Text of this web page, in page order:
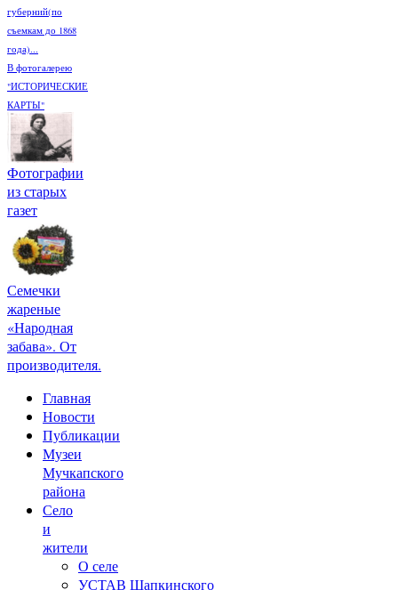
губерний(по
съемкам до 1868
года)...
В фотогалерею
"ИСТОРИЧЕСКИЕ
КАРТЫ"
Фотографии
из старых
газет
Семечки
жареные
«Народная
забава». От
производителя.
Главная
Новости
Публикации
Музеи
Мучкапского
района
Село
и
жители
О селе
УСТАВ Шапкинского